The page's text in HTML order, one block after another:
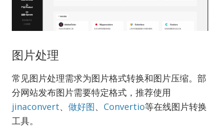
图片处理
常见图片处理需求为图片格式转换和图片压缩。部
分网站发布图片需要特定格式，推荐使用
jinaconvert、 做好图、 Convertio等在线图片转换
工具。